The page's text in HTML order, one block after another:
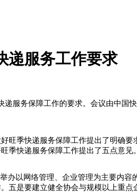
递服务工作要求
服务保障工作的要求。会议由中
季快递服务保障工作提出了明确要
季快递服务保障工作提出了五点意见。
以网络管理、企业管理为主要内容
五是要建立健全协会与规模以上重点